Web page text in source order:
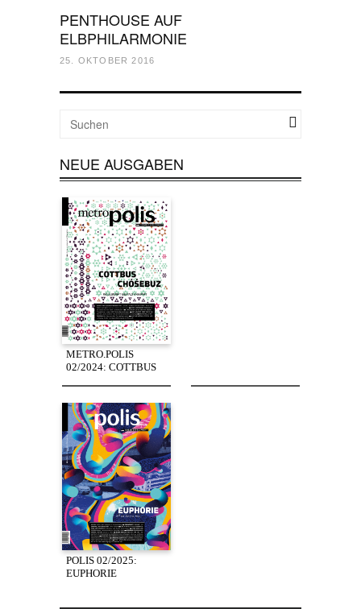
PENTHOUSE AUF
ELBPHILARMONIE
25. OKTOBER 2016
NEUE AUSGABEN
METRO.POLIS
02/2024: COTTBUS
POLIS 02/2025:
EUPHORIE